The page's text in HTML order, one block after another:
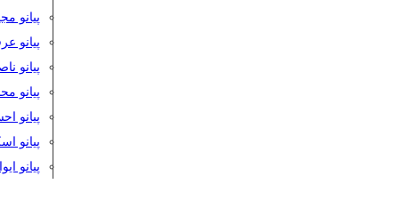
پیانو
پیانو
پیانو
پیانو
پیانو
پیانو
پیانو